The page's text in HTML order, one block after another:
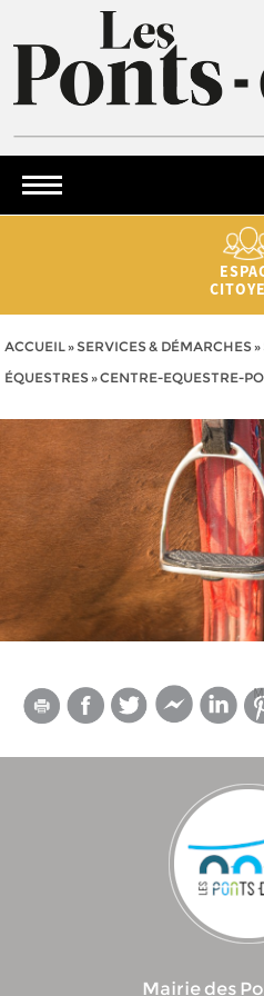
ACCUEIL» SERVICES & DÉMARCHES»
ÉQUESTRES»CENTRE-EQUESTRE-
Mairie des